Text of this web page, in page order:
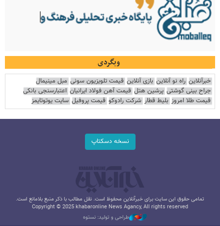
وبگردی
خبرآنلاین راه نو آنلاین بازی آنلاین قیمت تلویزیون سونی مبل مینیمال
جراح بینی گوشتی پرشین هتل قیمت آهن فولاد ایرانیان اعتبارسنجی بانکی
قیمت طلا امروز بلیط قطار شرکت رادوکو قیمت پروفیل سایت یوتوتایمز
نسخه دسکتاپ
تمامی حقوق این سایت برای خبرآنلاین محفوظ است. نقل مطالب با ذکر منبع بلامانع است.
Copyright © 2025 khabaronline News Agancy, All rights reserved
طراحی و تولید: نستوه